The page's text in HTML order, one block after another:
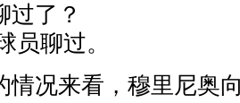
过了？
员聊过。
情况来看，穆里尼奥